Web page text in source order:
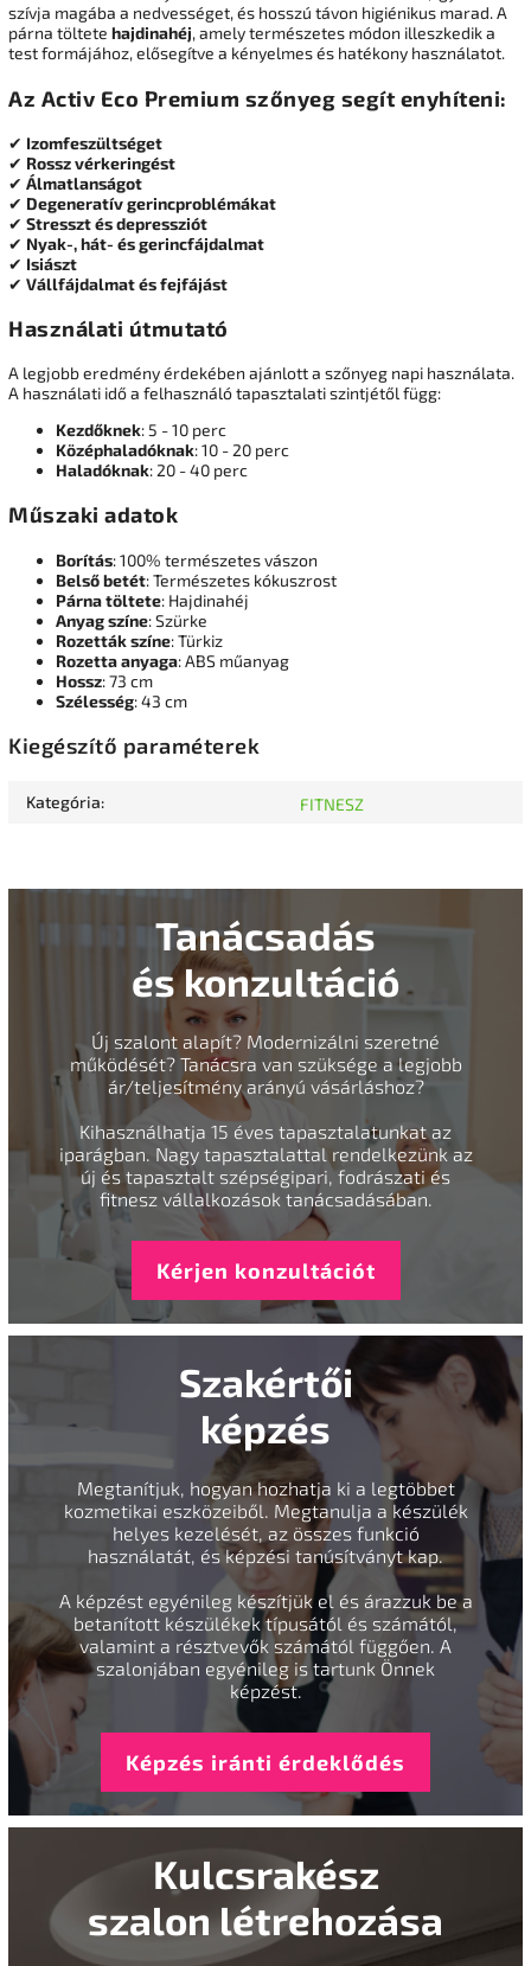
szívja magába a nedvességet, és hosszú távon higiénikus marad. A
párna töltete hajdinahéj, amely természetes módon illeszkedik a
test formájához, elősegítve a kényelmes és hatékony használatot.
Az Activ Eco Premium szőnyeg segít enyhíteni:
✔ Izomfeszültséget
✔ Rossz vérkeringést
✔ Álmatlanságot
✔ Degeneratív gerincproblémákat
✔ Stresszt és depressziót
✔ Nyak-, hát- és gerincfájdalmat
✔ Isiászt
✔ Vállfájdalmat és fejfájást
Használati útmutató
A legjobb eredmény érdekében ajánlott a szőnyeg napi használata.
A használati idő a felhasználó tapasztalati szintjétől függ:
Kezdőknek: 5 - 10 perc
Középhaladóknak: 10 - 20 perc
Haladóknak: 20 - 40 perc
Műszaki adatok
Borítás: 100% természetes vászon
Belső betét: Természetes kókuszrost
Párna töltete: Hajdinahéj
Anyag színe: Szürke
Rozetták színe: Türkiz
Rozetta anyaga: ABS műanyag
Hossz: 73 cm
Szélesség: 43 cm
Kiegészítő paraméterek
Kategória: FITNESZ
Tanácsadás
és konzultáció
Új szalont alapít? Modernizálni szeretné
működését? Tanácsra van szüksége a legjobb
ár/teljesítmény arányú vásárláshoz?
Kihasználhatja 15 éves tapasztalatunkat az
iparágban. Nagy tapasztalattal rendelkezünk az
új és tapasztalt szépségipari, fodrászati és
fitnesz vállalkozások tanácsadásában.
Kérjen konzultációt
Szakértői
képzés
Megtanítjuk, hogyan hozhatja ki a legtöbbet
kozmetikai eszközeiből. Megtanulja a készülék
helyes kezelését, az összes funkció
használatát, és képzési tanúsítványt kap.
A képzést egyénileg készítjük el és árazzuk be a
betanított készülékek típusától és számától,
valamint a résztvevők számától függően. A
szalonjában egyénileg is tartunk Önnek
képzést.
Képzés iránti érdeklődés
Kulcsrakész
szalon létrehozása